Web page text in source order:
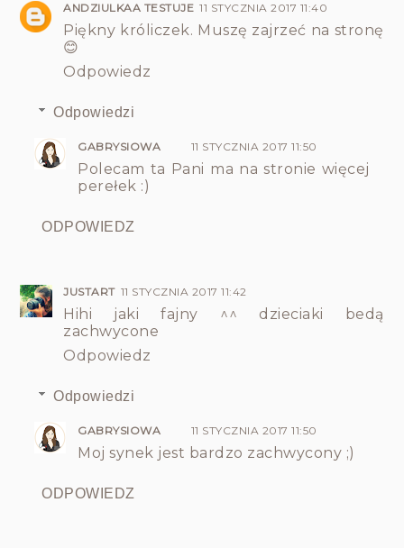
ANDZIULKAA TESTUJE 11 STYCZNIA 2017 11:40
Piękny króliczek. Muszę zajrzeć na stronę
😊
Odpowiedz
Odpowiedzi
GABRYSIOWA 11 STYCZNIA 2017 11:50
Polecam ta Pani ma na stronie więcej
perełek :)
ODPOWIEDZ
JUSTART 11 STYCZNIA 2017 11:42
Hihi jaki fajny ^^ dzieciaki bedą
zachwycone
Odpowiedz
Odpowiedzi
GABRYSIOWA 11 STYCZNIA 2017 11:50
Moj synek jest bardzo zachwycony ;)
ODPOWIEDZ